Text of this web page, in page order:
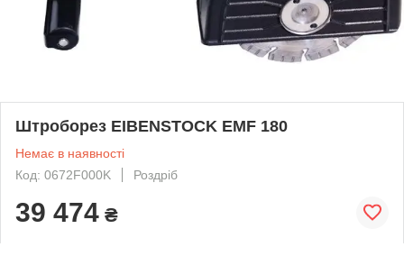
Штроборез EIBENSTOCK EMF 180
Немає в наявності
Код: 0672F000K
Роздріб
39 474 ₴